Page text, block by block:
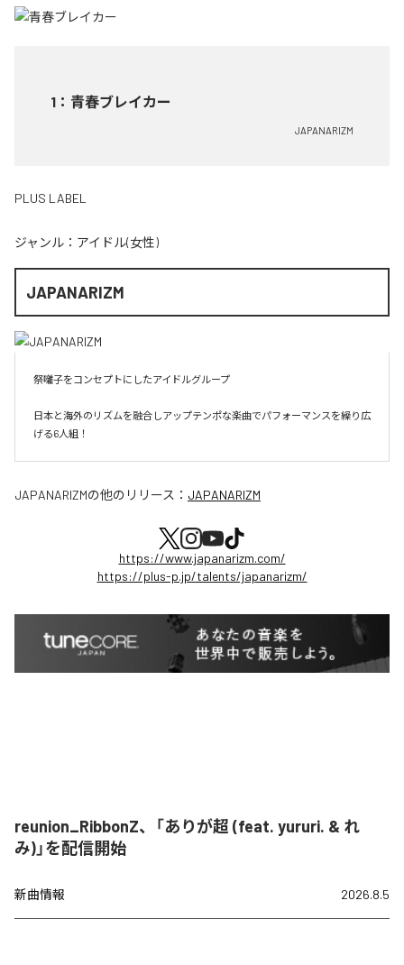
1 ： 青春ブレイカー
JAPANARIZM
PLUS LABEL
ジャンル： アイドル(女性)
JAPANARIZM
祭囃子をコンセプトにしたアイドルグループ
日本と海外のリズムを融合しアップテンポな楽曲でパフォーマンスを繰り広
げる6人組！
JAPANARIZMの他のリリース： JAPANARIZM
https://www.japanarizm.com/
https://plus-p.jp/talents/japanarizm/
reunion_RibbonZ、「ありが超 (feat. yururi. & れ
み)」を配信開始
新曲情報 2026.8.5